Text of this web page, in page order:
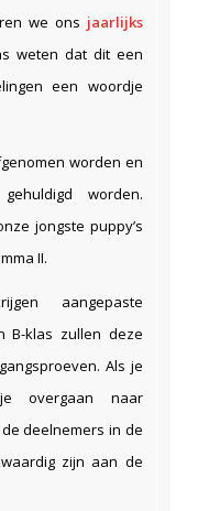
we ons jaarlijks
weten dat dit een
een woordje
worden en
worden.
jongste puppy’s
II.
aangepaste
B-klas zullen deze
Als je
overgaan naar
deelnemers in de
zijn aan de